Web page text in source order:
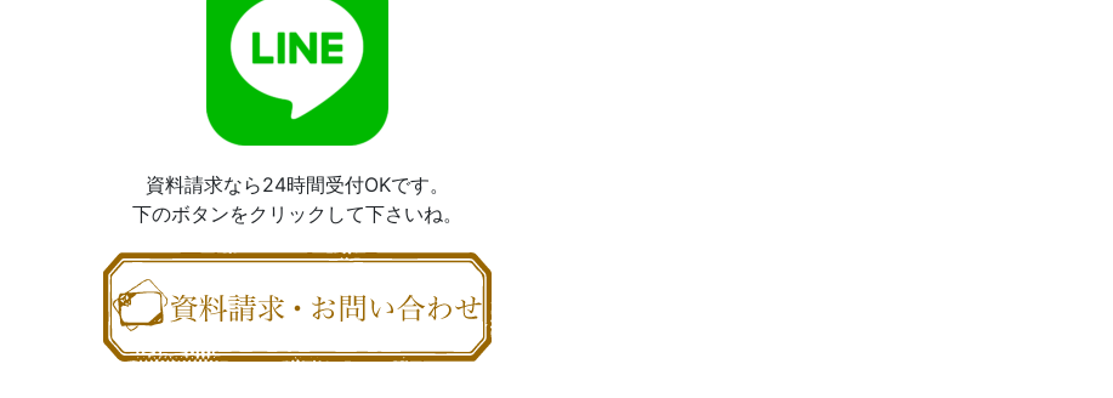
資料請求なら24時間受付OKです。
下のボタンをクリックして下さいね。